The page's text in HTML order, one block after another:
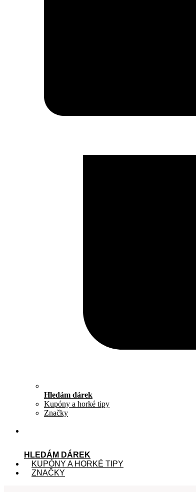
Hledám dárek
Kupóny a horké tipy
Značky
HLEDÁM DÁREK
KUPÓNY A HORKÉ TIPY
ZNAČKY